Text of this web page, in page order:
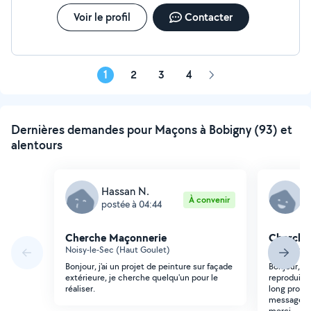
Voir le profil Contacter
1 2 3 4 Page
Dernières demandes pour Maçons à Bobigny (93) et
alentours
Hassan N.
postée à 04:44 À convenir
Cherche Maçonnerie
Noisy-le-Sec (Haut Goulet)
Bonjour, j'ai un projet de peinture sur façade
extérieure, je cherche quelqu'un pour le
réaliser.
Bagnolet
Bonjour,
long
message